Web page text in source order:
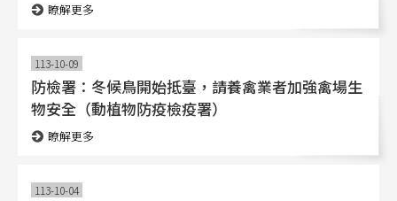
瞭解更多
113-10-09
防檢署：冬候鳥開始抵臺，請養禽業者加強禽場生
物安全（動植物防疫檢疫署）
瞭解更多
113-10-04